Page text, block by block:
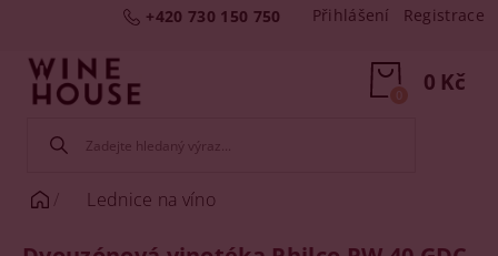
+420 730 150 750 Přihlášení Registrace
0 Kč
0
Lednice na víno